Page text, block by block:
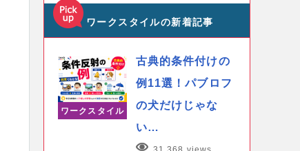
ワークスタイルの新着記事
ワークスタイル
古典的条件付けの
例11選！パブロフ
の犬だけじゃな
い…